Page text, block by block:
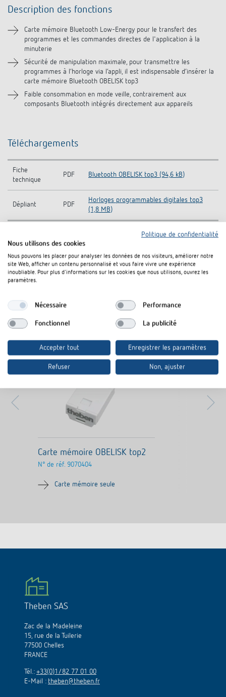
Téléchargements
Produits similaires
Description des fonctions
Carte mémoire Bluetooth Low-Energy pour le transfert des
programmes et les commandes directes de l'application à la
minuterie
Sécurité de manipulation maximale, pour transmettre les
programmes à l‘horloge via l‘appli, il est indispensable d‘insérer la
carte mémoire Bluetooth OBELISK top3
Faible consommation en mode veille, contrairement aux
composants Bluetooth intégrés directement aux appareils
Téléchargements
Fiche
technique
PDF Bluetooth OBELISK top3 (94,6 kB)
Dépliant PDF
Horloges programmables digitales top3
(1,8 MB)
Rajouter au panier de documents
Produits similaires
Carte mémoire OBELISK top2
N° de réf. 9070404
Carte mémoire seule
Theben SAS
Zac de la Madeleine
15, rue de la Tuilerie
77500 Chelles
FRANCE
Tél.: +33(0)1/82 77 01 00
E-Mail : theben@theben.fr
Politique de confidentialité
Nous utilisons des cookies
Nous pouvons les placer pour analyser les données de nos visiteurs, améliorer notre
site Web, afficher un contenu personnalisé et vous faire vivre une expérience
inoubliable. Pour plus d'informations sur les cookies que nous utilisons, ouvrez les
paramètres.
Nécessaire Performance
Fonctionnel La publicité
Accepter tout Enregistrer les paramètres
Refuser Non, ajuster